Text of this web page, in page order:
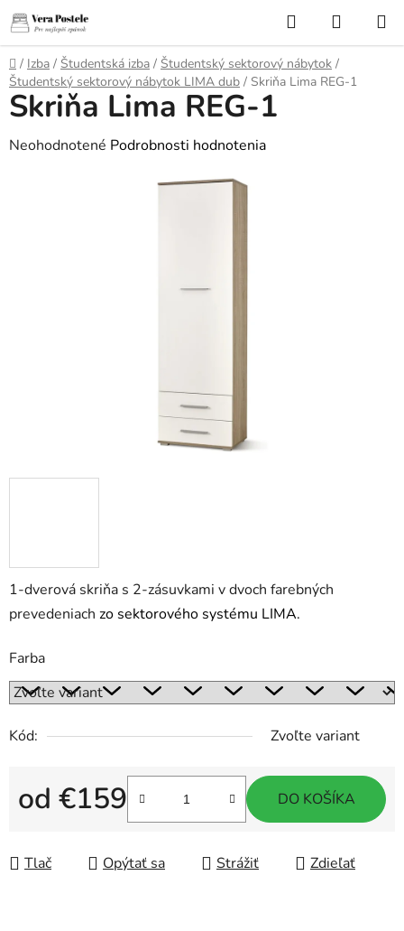
Prejsť
na
obsah
Hľadať
KOŠÍK
Domov
/ Izba / Študentská izba / Študentský sektorový nábytok /
Študentský sektorový nábytok LIMA dub / Skriňa Lima REG-1
1-dverová skriňa s 2-zásuvkami v dvoch farebných
prevedeniach zo sektorového systému LIMA.
Farba
Kód: Zvoľte variant
od €159 DO KOŠÍKA
Tlač Opýtať sa Strážiť Zdieľať
Skriňa Lima REG-1
Priemerné
Neohodnotené Podrobnosti hodnotenia